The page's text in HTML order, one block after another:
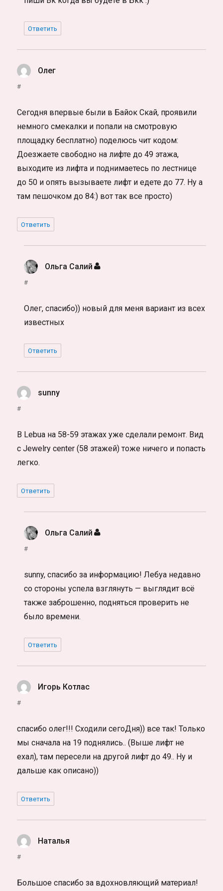
Ответить
Олег
#
Сегодня впервые были в Байок Скай, проявили
немного смекалки и попали на смотровую
площадку бесплатно) поделюсь чит кодом:
Доезжаете свободно на лифте до 49 этажа,
выходите из лифта и поднимаетесь по лестнице
до 50 и опять вызываете лифт и едете до 77. Ну а
там пешочком до 84:) вот так все просто)
Ответить
Ольга Салий :
#
Олег, спасибо)) новый для меня вариант из всех
известных
Ответить
sunny
#
В Lebua на 58-59 этажах уже сделали ремонт. Вид
с Jewelry center (58 этажей) тоже ничего и попасть
легко.
Ответить
Ольга Салий :
#
sunny, спасибо за информацию! Лебуа недавно
со стороны успела взглянуть — выглядит всё
также заброшенно, подняться проверить не
было времени.
Ответить
Игорь Котлас
#
спасибо олег!!! Сходили сегоДня)) все так! Только
мы сначала на 19 поднялись.. (Выше лифт не
ехал), там пересели на другой лифт до 49.. Ну и
дальше как описано))
Ответить
Наталья
#
Большое спасибо за вдохновляющий материал!